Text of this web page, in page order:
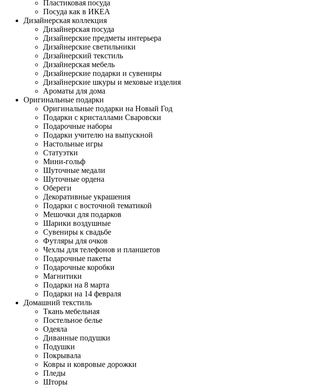
Пластиковая посуда
Посуда как в ИКЕА
Дизайнерская коллекция
Дизайнерская посуда
Дизайнерские предметы интерьера
Дизайнерские светильники
Дизайнерский текстиль
Дизайнерская мебель
Дизайнерские подарки и сувениры
Дизайнерские шкуры и меховые изделия
Ароматы для дома
Оригинальные подарки
Оригинальные подарки на Новый Год
Подарки с кристаллами Сваровски
Подарочные наборы
Подарки учителю на выпускной
Настольные игры
Статуэтки
Мини-гольф
Шуточные медали
Шуточные ордена
Обереги
Декоративные украшения
Подарки с восточной тематикой
Мешочки для подарков
Шарики воздушные
Сувениры к свадьбе
Футляры для очков
Чехлы для телефонов и планшетов
Подарочные пакеты
Подарочные коробки
Магнитики
Подарки на 8 марта
Подарки на 14 февраля
Домашний текстиль
Ткань мебельная
Постельное белье
Одеяла
Диванные подушки
Подушки
Покрывала
Ковры и ковровые дорожки
Пледы
Шторы